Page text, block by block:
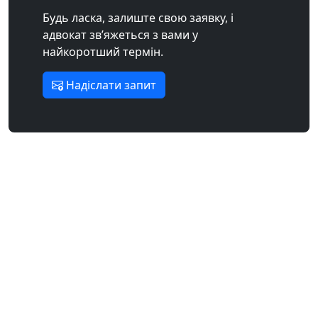
Будь ласка, залиште свою заявку, і
адвокат зв’яжеться з вами у
найкоротший термін.
Надіслати запит